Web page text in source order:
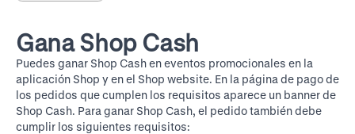
Gana Shop Cash
Puedes ganar Shop Cash en eventos promocionales en la
aplicación Shop y en el Shop website. En la página de pago de
los pedidos que cumplen los requisitos aparece un banner de
Shop Cash. Para ganar Shop Cash, el pedido también debe
cumplir los siguientes requisitos: